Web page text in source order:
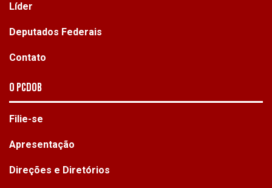
Líder
Deputados Federais
Contato
O PCdoB
Filie-se
Apresentação
Direções e Diretórios